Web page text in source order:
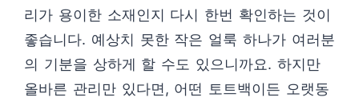
리가 용이한 소재인지 다시 한번 확인하는 것이
좋습니다. 예상치 못한 작은 얼룩 하나가 여러분
의 기분을 상하게 할 수도 있으니까요. 하지만
올바른 관리만 있다면, 어떤 토트백이든 오랫동